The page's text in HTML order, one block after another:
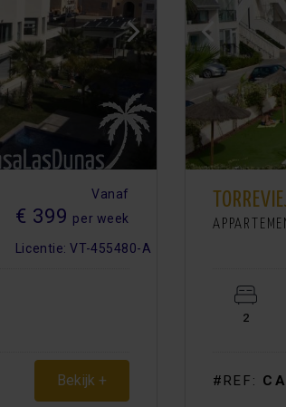
Vanaf
€ 399 per week
Licentie: VT-455480-A
Bekijk +
2
#REF: